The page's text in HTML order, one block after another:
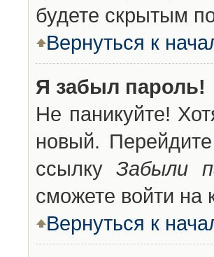
будете скрытым
Вернуться к
Я забыл пароль!
Не паникуйте!
новый.
ссылкуЗабыли
сможете войти
Вернуться к